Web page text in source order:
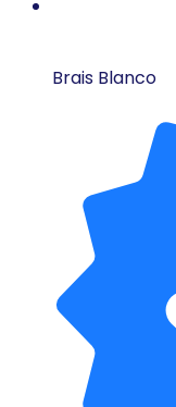
Brais Blanco